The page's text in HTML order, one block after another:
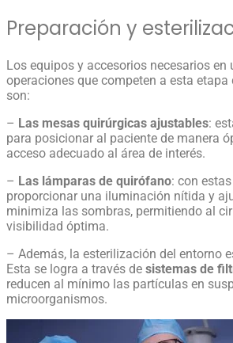
Preparación y
Los equipos y accesorios necesarios en
operaciones que competen a esta
son:
– Las mesas quirúrgicas ajustables:
para posicionar al paciente de manera
acceso adecuado al área de interés.
– Las lámparas de quirófano: con
proporcionar una iluminación nítida y
minimiza las sombras, permitiendo al
visibilidad óptima.
– Además, la esterilización del entorno
Esta se logra a través de sistemas de
reducen al mínimo las partículas en
microorganismos.